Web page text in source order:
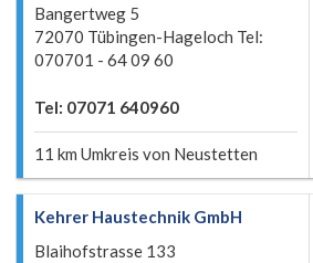
Bangertweg 5
72070 Tübingen-Hageloch Tel:
070701 - 64 09 60
Tel: 07071 640960
11 km Umkreis von Neustetten
Kehrer Haustechnik GmbH
Blaihofstrasse 133